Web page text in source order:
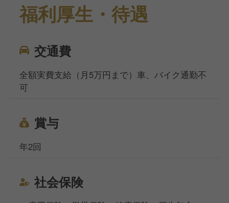
福利厚生・待遇
交通費
全額実費支給（月5万円まで）車、バイク通勤不
可
賞与
年2回
社会保険